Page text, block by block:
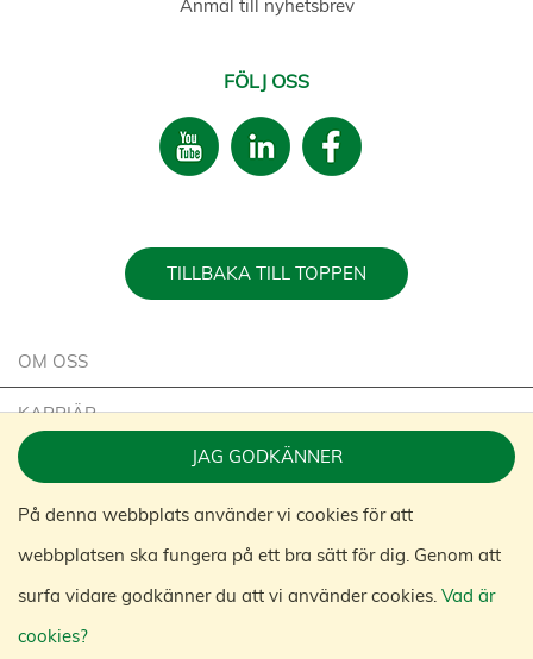
JAG GODKÄNNER
På denna webbplats använder vi cookies för att
webbplatsen ska fungera på ett bra sätt för dig. Genom att
surfa vidare godkänner du att vi använder cookies. Vad är
cookies?
Anmäl till nyhetsbrev
FÖLJ OSS
TILLBAKA TILL TOPPEN
OM OSS
KARRIÄR
HÅLLBARHET
KONTAKTA OSS
KONGAMEK GROUP